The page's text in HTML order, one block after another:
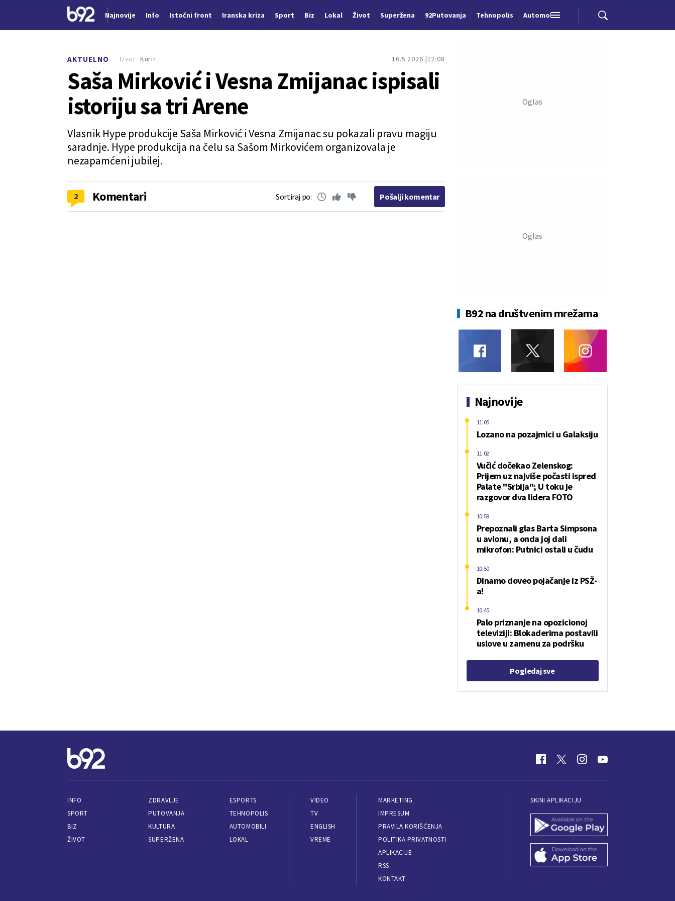
Najnovije Info Istočni front Iranska kriza Sport Biz Lokal Život Superžena 92Putovanja Tehnopolis Automobili
AKTUELNO 16.5.2026. 12:08
Saša Mirković i Vesna Zmijanac ispisali
istoriju sa tri Arene
Vlasnik Hype produkcije Saša Mirković i Vesna Zmijanac su pokazali pravu magiju
saradnje. Hype produkcija na čelu sa Sašom Mirkovićem organizovala je
nezapamćeni jubilej.
Izvor: Kurir
2 Komentari Sortiraj po: Pošalji komentar
B92 na društvenim mrežama
Najnovije
Lozano na pozajmici u Galaksiju
11:05
Vučić dočekao Zelenskog:
Prijem uz najviše počasti ispred
Palate "Srbija"; U toku je
razgovor dva lidera FOTO
11:02
Prepoznali glas Barta Simpsona
u avionu, a onda joj dali
mikrofon: Putnici ostali u čudu
10:59
Dinamo doveo pojačanje iz PSŽ-
a!
10:50
Palo priznanje na opozicionoj
televiziji: Blokaderima postavili
uslove u zamenu za podršku
10:45
Pogledaj sve
INFO
SPORT
BIZ
ŽIVOT
ZDRAVLJE
PUTOVANJA
KULTURA
SUPERŽENA
ESPORTS
TEHNOPOLIS
AUTOMOBILI
LOKAL
VIDEO
TV
ENGLISH
VREME
MARKETING
IMPRESUM
PRAVILA KORIŠĆENJA
POLITIKA PRIVATNOSTI
APLIKACIJE
RSS
KONTAKT
SKINI APLIKACIJU